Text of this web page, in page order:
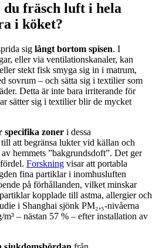
fräsch luft i hela
i köket?
sig långt bortom spisen. I
eller via ventilationskanaler, kan
stekt fisk smyga sig in i matrum,
sovrum – och sätta sig i textilier som
Detta är inte bara irriterande för
sätter sig i textilier blir de mycket
specifika zoner i dessa
att begränsa lukter vid källan och
hemmets ”bakgrundsdoft”. Det ger
Forskning visar att portabla
fina partiklar i inomhusluften
på förhållanden, vilket minskar
kopplade till astma, allergier och
i Shanghai sjönk PM₂,₅-nivåerna
– nästan 57 % – efter installation av